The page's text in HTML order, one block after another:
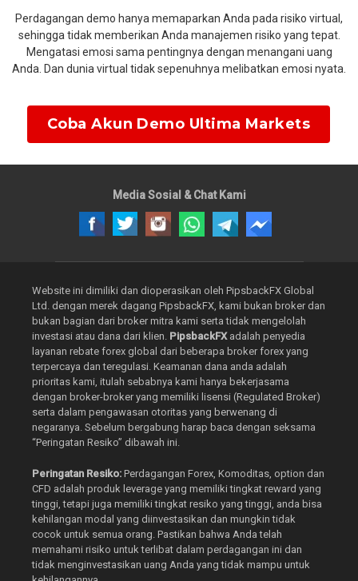
Perdagangan demo hanya memaparkan Anda pada risiko virtual,
sehingga tidak memberikan Anda manajemen risiko yang tepat.
Mengatasi emosi sama pentingnya dengan menangani uang
Anda. Dan dunia virtual tidak sepenuhnya melibatkan emosi nyata.
Coba Akun Demo Ultima Markets
Media Sosial & Chat Kami
Website ini dimiliki dan dioperasikan oleh PipsbackFX Global
Ltd. dengan merek dagang PipsbackFX, kami bukan broker dan
bukan bagian dari broker mitra kami serta tidak mengelolah
investasi atau dana dari klien. PipsbackFXadalah penyedia
layanan rebate forex global dari beberapa broker forex yang
terpercaya dan teregulasi. Keamanan dana anda adalah
prioritas kami, itulah sebabnya kami hanya bekerjasama
dengan broker-broker yang memiliki lisensi (Regulated Broker)
serta dalam pengawasan otoritas yang berwenang di
negaranya. Sebelum bergabung harap baca dengan seksama
“Peringatan Resiko” dibawah ini.
Peringatan Resiko: Perdagangan Forex, Komoditas, option dan
CFD adalah produk leverage yang memiliki tingkat reward yang
tinggi, tetapi juga memiliki tingkat resiko yang tinggi, anda bisa
kehilangan modal yang diinvestasikan dan mungkin tidak
cocok untuk semua orang. Pastikan bahwa Anda telah
memahami risiko untuk terlibat dalam perdagangan ini dan
tidak menginvestasikan uang Anda yang tidak mampu untuk